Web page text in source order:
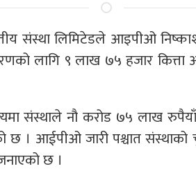
संस्था लिमिटेडले आइपीओ
लागि ९ लाख ७५ हजार कित्ता
संस्थाले नौ करोड ७५ लाख
। आईपीओ जारी पश्चात संस्थाको
छ ।